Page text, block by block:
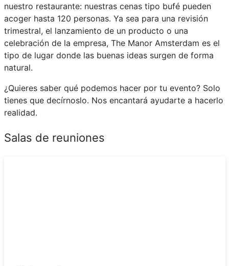
nuestro restaurante: nuestras cenas tipo bufé pueden
acoger hasta 120 personas. Ya sea para una revisión
trimestral, el lanzamiento de un producto o una
celebración de la empresa, The Manor Amsterdam es el
tipo de lugar donde las buenas ideas surgen de forma
natural.
¿Quieres saber qué podemos hacer por tu evento? Solo
tienes que decírnoslo. Nos encantará ayudarte a hacerlo
realidad.
Salas de reuniones